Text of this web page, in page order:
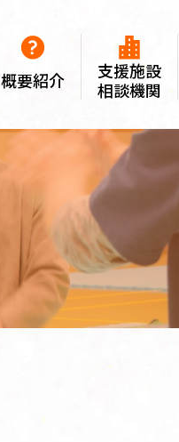
概要紹介
支援施設
相談機関